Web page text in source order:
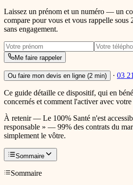
Laissez un prénom et un numéro — un
compare pour vous et vous rappelle sous
sans engagement.
Me faire rappeler
Ou faire mon devis en ligne (2 min) · 03
Ce guide détaille ce dispositif, qui en
concernés et comment l'activer avec
À retenir — Le 100% Santé n'est
responsable » — 99% des contrats du
simplement le vôtre.
Sommaire
Sommaire